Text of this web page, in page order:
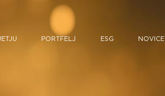
PORTFELJ ESG NOVICE